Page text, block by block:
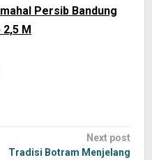
Persib Bandung
2,5 M
Next post
Tradisi Botram Menjelang